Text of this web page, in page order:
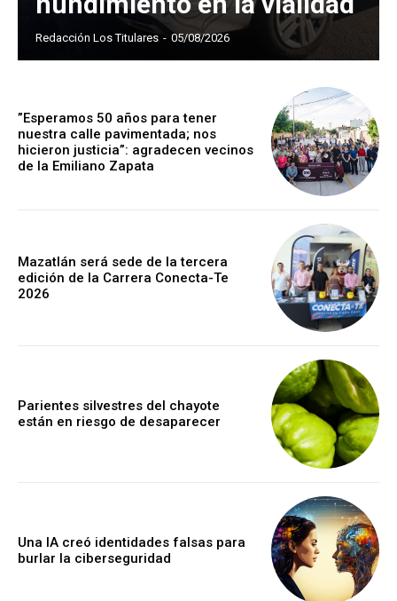
Redacción Los Titulares - 05/08/2026
”Esperamos 50 años para tener
nuestra calle pavimentada; nos
hicieron justicia”: agradecen vecinos
de la Emiliano Zapata
Mazatlán será sede de la tercera
edición de la Carrera Conecta-Te
2026
Parientes silvestres del chayote
están en riesgo de desaparecer
Una IA creó identidades falsas para
burlar la ciberseguridad